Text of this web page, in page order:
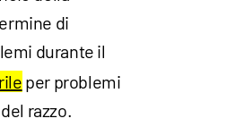
di
durante il
per problemi
razzo.